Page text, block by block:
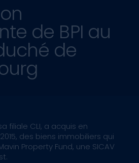
de BPI au
de
filiale CLI, a acquis en
des biens immobiliers qui
Property Fund, une SICAV